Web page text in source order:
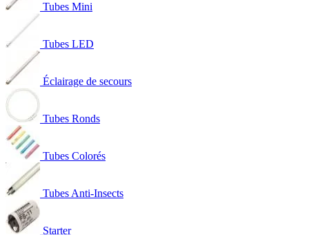
Tubes Mini
Tubes LED
Éclairage de secours
Tubes Ronds
Tubes Colorés
Tubes Anti-Insects
Starter